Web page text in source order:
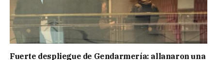
Fuerte despliegue de Gendarmería: allanaron una